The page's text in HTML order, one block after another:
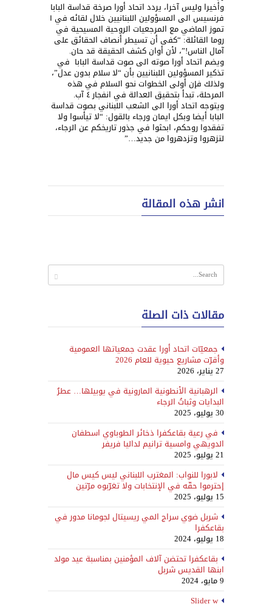
وأخيرا وليس آخرا، يردد اتحاد أورا صرخة قداسة البابا
فرنسيس الى المسؤولين اللبنانيين خلال لقائه في ١
تموز الماضي مع المرجعيات الروحية المسيحية في
روما القائلة: “كفى أن تسيطر أنصاف الحقائق على
آمال الناس!”، لأن أوان كشف الحقيقة قد حان.
ويضم اتحاد أورا صوته الى صوت قداسة البابا في
تذكير المسؤولين اللبنانيين بأن “ﻻ سلام بدون عدل”،
ولذلك فإن أولى الخطوات نحو السلام في هذه
المرحلة، تبدأ بتحقيق العدالة في انفجار ٤ آب.
ويتوجه اتحاد أورا الى الشعب اللبناني بصوت قداسة
البابا أيضا وبكل ايمان ورجاء بالقول: “ﻻ تيأسوا وﻻ
تفقدوا روحكم، ابحثوا في جذور تاريخكم عن الرجاء،
لتزهروا وتزدهروا من جديد…”
انشر هذه المقالة
مقالات ذات الصلة
جمعيّات اتحاد أورا عقدت جمعياتها العمومية
وأقرّت مشاريع حيوية للعام 2026
27 يناير، 2026
الرهبانية الأنطونية المارونية في يوبيلها… عطرُ
البدايات وثباتُ الرجاء
30 يوليو، 2025
في رعية بقاعكفرا ذخائر الطوباوي اسطفان
الدويهي وامسية ترانيم لداليا فريفر
21 يوليو، 2025
لابورا للنواب: المغترب اللبناني ليس كيس مال
إحترموا حقّه في الإنتخابات ولا تغرّبوه مرّتين
15 يوليو، 2025
شربل ضوي سراج المي ريسيتال لجومانا مدور في
بقاعكفرا
18 يوليو، 2024
بقاعكفرا تحتضن آلاف المؤمنين بمناسبة عيد مولد
ابنها القديس شربل
9 مايو، 2024
Slider w